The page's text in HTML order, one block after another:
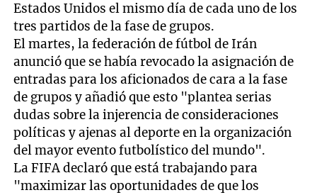
Estados Unidos el mismo día de cada uno de los
tres partidos de la fase de grupos.
El martes, la federación de fútbol de Irán
anunció que se había revocado la asignación de
entradas para los aficionados de cara a la fase
de grupos y añadió que esto "plantea serias
dudas sobre la injerencia de consideraciones
políticas y ajenas al deporte en la organización
del mayor evento futbolístico del mundo".
La FIFA declaró que está trabajando para
"maximizar las oportunidades de que los